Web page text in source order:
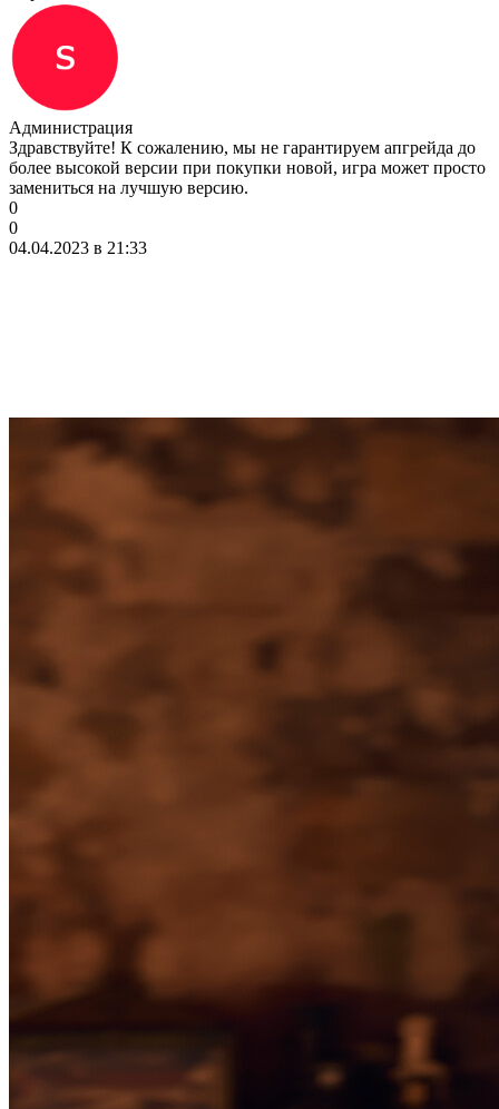
Администрация
Здравствуйте! К сожалению, мы не гарантируем апгрейда до
более высокой версии при покупки новой, игра может просто
замениться на лучшую версию.
0
0
04.04.2023 в 21:33